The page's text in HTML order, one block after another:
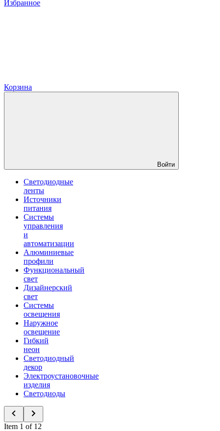
Избранное
Корзина
Войти
Светодиодные
ленты
Источники
питания
Системы
управления
и
автоматизации
Алюминиевые
профили
Функциональный
свет
Дизайнерский
свет
Системы
освещения
Наружное
освещение
Гибкий
неон
Светодиодный
декор
Электроустановочные
изделия
Светодиоды
Item 1 of 12